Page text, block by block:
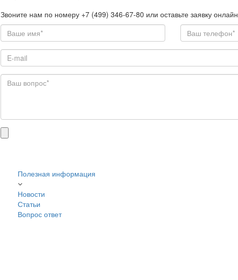
Звоните нам по номеру +7 (499) 346-67-80 или оставьте заявку онлайн
Полезная информация
Новости
Статьи
Вопрос ответ